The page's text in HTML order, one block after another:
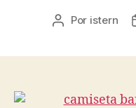
Autor
Por istern